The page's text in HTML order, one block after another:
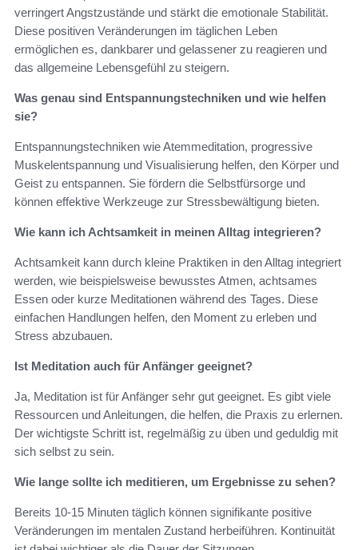
verringert Angstzustände und stärkt die emotionale Stabilität.
Diese positiven Veränderungen im täglichen Leben
ermöglichen es, dankbarer und gelassener zu reagieren und
das allgemeine Lebensgefühl zu steigern.
Was genau sind Entspannungstechniken und wie helfen
sie?
Entspannungstechniken wie Atemmeditation, progressive
Muskelentspannung und Visualisierung helfen, den Körper und
Geist zu entspannen. Sie fördern die Selbstfürsorge und
können effektive Werkzeuge zur Stressbewältigung bieten.
Wie kann ich Achtsamkeit in meinen Alltag integrieren?
Achtsamkeit kann durch kleine Praktiken in den Alltag integriert
werden, wie beispielsweise bewusstes Atmen, achtsames
Essen oder kurze Meditationen während des Tages. Diese
einfachen Handlungen helfen, den Moment zu erleben und
Stress abzubauen.
Ist Meditation auch für Anfänger geeignet?
Ja, Meditation ist für Anfänger sehr gut geeignet. Es gibt viele
Ressourcen und Anleitungen, die helfen, die Praxis zu erlernen.
Der wichtigste Schritt ist, regelmäßig zu üben und geduldig mit
sich selbst zu sein.
Wie lange sollte ich meditieren, um Ergebnisse zu sehen?
Bereits 10-15 Minuten täglich können signifikante positive
Veränderungen im mentalen Zustand herbeiführen. Kontinuität